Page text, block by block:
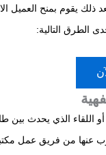
ذلك يقوم بمنح العميل
الطرق التالية:
اللقاء الذي يحدث بين
عنها من فريق عمل